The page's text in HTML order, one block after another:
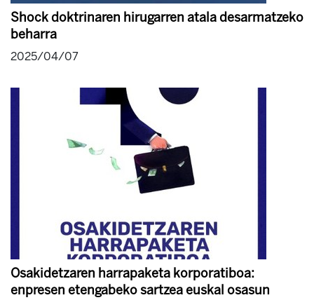
Shock doktrinaren hirugarren atala desarmatzeko
beharra
2025/04/07
Osakidetzaren harrapaketa korporatiboa:
enpresen etengabeko sartzea euskal osasun